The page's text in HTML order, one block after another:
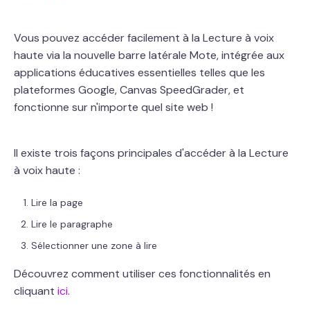
Vous pouvez accéder facilement à la Lecture à voix
haute via la nouvelle barre latérale Mote, intégrée aux
applications éducatives essentielles telles que les
plateformes Google, Canvas SpeedGrader, et
fonctionne sur n'importe quel site web !
Il existe trois façons principales d'accéder à la Lecture
à voix haute :
Lire la page
Lire le paragraphe
Sélectionner une zone à lire
Découvrez comment utiliser ces fonctionnalités en
cliquant ici.